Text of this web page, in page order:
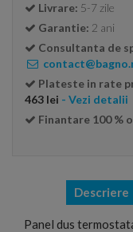
Livrare: 5-7 zile
Garantie: 2 ani
Consultanta de
Plateste in rate
463 lei - Vezi detalii
Finantare 100 %
Descriere
Panel dus